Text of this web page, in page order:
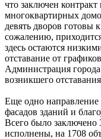
что заключен
многоквартирных
девять дворов готовы
сожалению,
здесь остаются
отставание от
Администрация
возникшего
Еще одно
фасадов зданий и
Всего было заключено
исполнены, на 1708